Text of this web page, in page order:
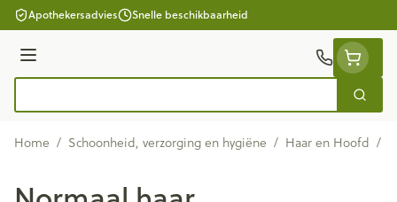
Ga naar de inhoud
Apothekersadvies Snelle beschikbaarheid
Menu
Zoek
Home / Schoonheid, verzorging en hygiëne / Haar en Hoofd /